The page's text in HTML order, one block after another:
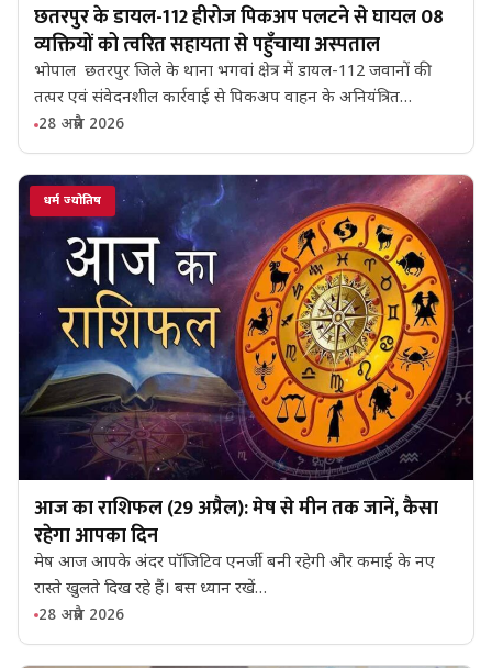
छतरपुर के डायल-112 हीरोज पिकअप पलटने से घायल 08
व्यक्तियों को त्वरित सहायता से पहुँचाया अस्पताल
भोपाल छतरपुर जिले के थाना भगवां क्षेत्र में डायल-112 जवानों की
तत्पर एवं संवेदनशील कार्रवाई से पिकअप वाहन के अनियंत्रित…
28 अप्रैल 2026
धर्म ज्योतिष
आज का राशिफल (29 अप्रैल): मेष से मीन तक जानें, कैसा
रहेगा आपका दिन
मेष आज आपके अंदर पॉजिटिव एनर्जी बनी रहेगी और कमाई के नए
रास्ते खुलते दिख रहे हैं। बस ध्यान रखें…
28 अप्रैल 2026